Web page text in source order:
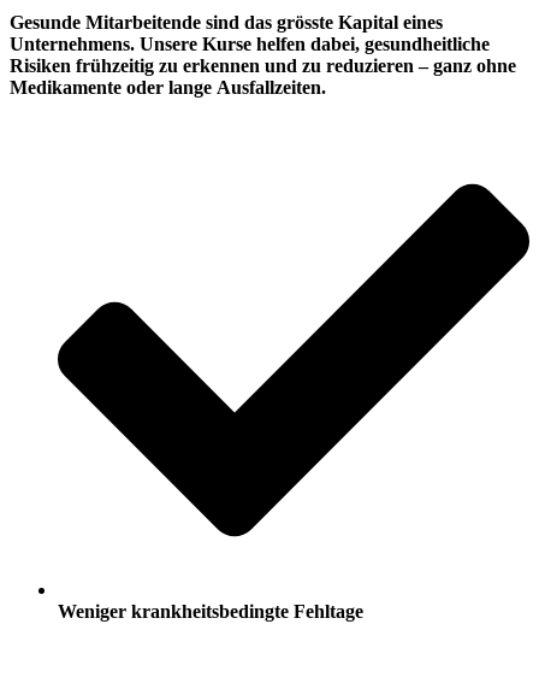
Gesunde Mitarbeitende sind das grösste Kapital eines
Unternehmens. Unsere Kurse helfen dabei, gesundheitliche
Risiken frühzeitig zu erkennen und zu reduzieren – ganz ohne
Medikamente oder lange Ausfallzeiten.
Weniger krankheitsbedingte Fehltage